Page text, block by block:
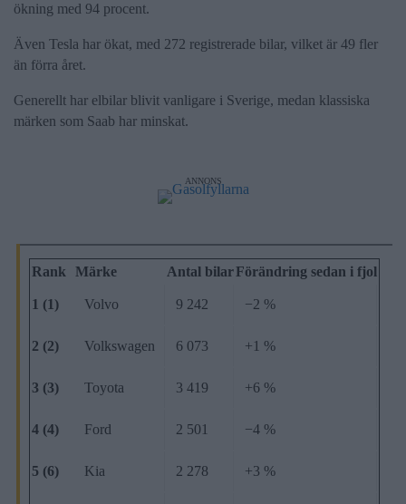
ökning med 94 procent.
Även Tesla har ökat, med 272 registrerade bilar, vilket är 49 fler
än förra året.
Generellt har elbilar blivit vanligare i Sverige, medan klassiska
märken som Saab har minskat.
ANNONS
Rank Märke Antal bilarFörändring sedan i fjol
1 (1) Volvo 9 242 −2 %
2 (2) Volkswagen 6 073 +1 %
3 (3) Toyota 3 419 +6 %
4 (4) Ford 2 501 −4 %
5 (6) Kia 2 278 +3 %